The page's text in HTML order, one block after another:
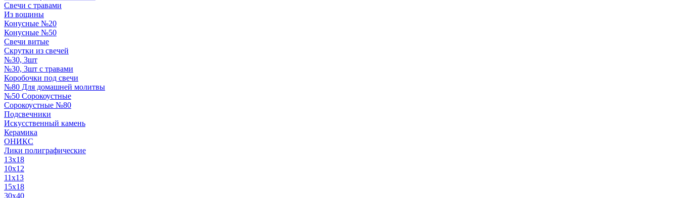
Свечи с травами
Из вощины
Конусные №20
Конусные №50
Свечи витые
Скрутки из свечей
№30, 3шт
№30, 3шт с травами
Коробочки под свечи
№80 Для домашней молитвы
№50 Сорокоустные
Сорокоустные №80
Подсвечники
Искусственный камень
Керамика
ОНИКС
Лики полиграфические
13x18
10x12
11х13
15х18
30x40